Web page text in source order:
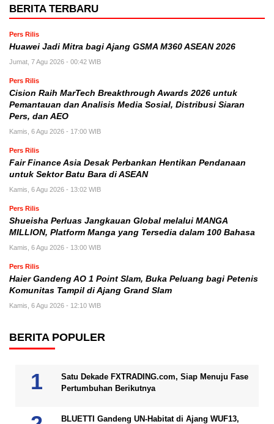
BERITA TERBARU
Pers Rilis
Huawei Jadi Mitra bagi Ajang GSMA M360 ASEAN 2026
Jumat, 7 Agu 2026 - 00:42 WIB
Pers Rilis
Cision Raih MarTech Breakthrough Awards 2026 untuk
Pemantauan dan Analisis Media Sosial, Distribusi Siaran
Pers, dan AEO
Kamis, 6 Agu 2026 - 17:00 WIB
Pers Rilis
Fair Finance Asia Desak Perbankan Hentikan Pendanaan
untuk Sektor Batu Bara di ASEAN
Kamis, 6 Agu 2026 - 13:02 WIB
Pers Rilis
Shueisha Perluas Jangkauan Global melalui MANGA
MILLION, Platform Manga yang Tersedia dalam 100 Bahasa
Kamis, 6 Agu 2026 - 13:00 WIB
Pers Rilis
Haier Gandeng AO 1 Point Slam, Buka Peluang bagi Petenis
Komunitas Tampil di Ajang Grand Slam
Kamis, 6 Agu 2026 - 12:10 WIB
BERITA POPULER
Satu Dekade FXTRADING.com, Siap Menuju Fase
Pertumbuhan Berikutnya
BLUETTI Gandeng UN-Habitat di Ajang WUF13,